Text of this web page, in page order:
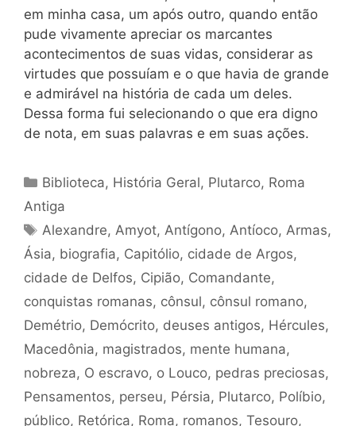
em minha casa, um após outro, quando então
pude vivamente apreciar os marcantes
acontecimentos de suas vidas, considerar as
virtudes que possuíam e o que havia de grande
e admirável na história de cada um deles.
Dessa forma fui selecionando o que era digno
de nota, em suas palavras e em suas ações.
Categorias
Biblioteca, História Geral, Plutarco, Roma
Antiga
Tags
Alexandre, Amyot, Antígono, Antíoco, Armas,
Ásia, biografia, Capitólio, cidade de Argos,
cidade de Delfos, Cipião, Comandante,
conquistas romanas, cônsul, cônsul romano,
Demétrio, Demócrito, deuses antigos, Hércules,
Macedônia, magistrados, mente humana,
nobreza, O escravo, o Louco, pedras preciosas,
Pensamentos, perseu, Pérsia, Plutarco, Políbio,
público, Retórica, Roma, romanos, Tesouro,